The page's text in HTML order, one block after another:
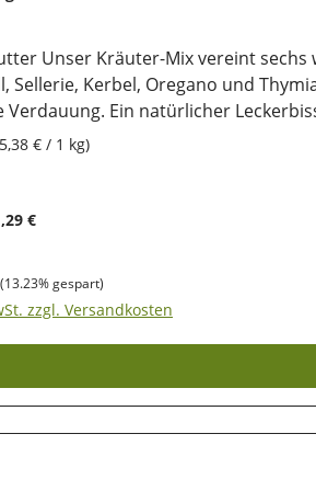
Unser Kräuter-Mix vereint
Sellerie, Kerbel, Oregano und
Ein natürlicher Leckerbissen,
Fördert Verdauung, Appetit und Abwehrkräfte Unterstützt Stoffwechsel und allgemeines Wohlbefinden Ideal
Lagerung Damit unsere Produkte auch nach dem Kauf noch lange haltbar bleiben, ist eine
€ / 1 kg)
€
Preis:
(13.23% gespart)
zzgl. Versandkosten